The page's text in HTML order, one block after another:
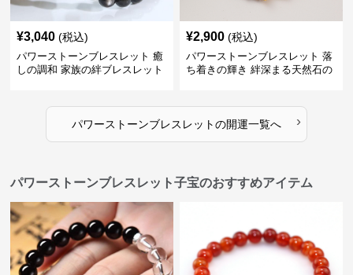
¥3,040 (税込)
パワーストーンブレスレット 癒
しの調和 家族の絆ブレスレット
¥2,900 (税込)
パワーストーンブレスレット 落
ち着きの輝き 絆深まる天然石の
パワーストーンブレスレットの開運一覧へ ›
パワーストーンブレスレット子宝のおすすめアイテム